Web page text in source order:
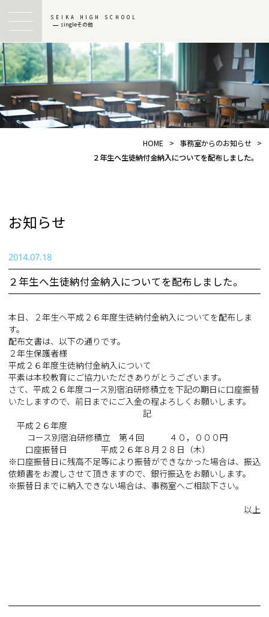
SEIKA HIGH SCHOOL
singleその他
HOME > 事務室からのお知らせ >
２年生へ生徒納付金納入についてを配布しました。
お知らせ
2014.07.18
２年生へ生徒納付金納入についてを配布しました。
本日、２年生へ平成２６年度生徒納付金納入についてを配布しま
す。
配布文書は、以下の通りです。
２年生保護者様
平成２６年度生徒納付金納入について
平素は本校教育にご協力いただきありがとうございます。
さて、平成２６年度コース別宿泊研修積立を下記の期日に口座振替
いたしますので、前日までにご入金の程よろしくお願いします。
記
平成２６年度
コース別宿泊研修積立 第４回 ４０，０００円
口座振替日 平成２６年８月２８日（木）
※口座振替日に残高不足等により振替ができなかった場合は、振込
依頼書をお渡しさせて頂きますので、銀行振込をお願いします。
※振替日までに納入できない場合は、事務室へご相談下さい。
以上